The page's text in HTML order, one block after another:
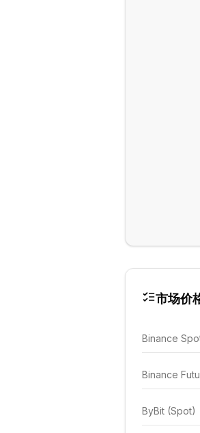
市场价
Binance
Binance
ByBit (Spot)